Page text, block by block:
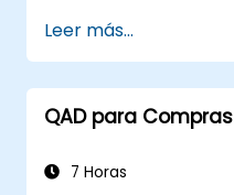
Leer más...
QAD para Compras
7 Horas